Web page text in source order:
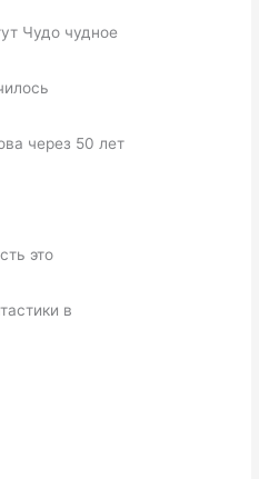
Чудо чудное
через 50 лет
это
в